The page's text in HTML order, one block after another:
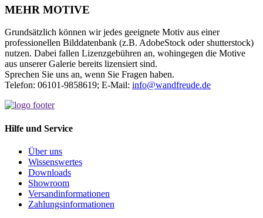
MEHR MOTIVE
Grundsätzlich können wir jedes geeignete Motiv aus einer
professionellen Bilddatenbank (z.B. AdobeStock oder shutterstock)
nutzen. Dabei fallen Lizenzgebühren an, wohingegen die Motive
aus unserer Galerie bereits lizensiert sind.
Sprechen Sie uns an, wenn Sie Fragen haben.
Telefon: 06101-9858619; E-Mail: info@wandfreude.de
Hilfe und Service
Über uns
Wissenswertes
Downloads
Showroom
Versandinformationen
Zahlungsinformationen